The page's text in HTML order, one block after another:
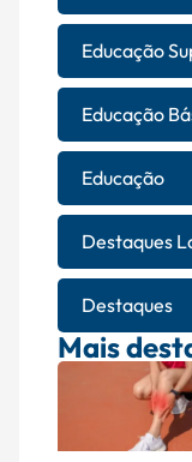
Educação
Educação
Educação
Destaques
Destaques
Mais